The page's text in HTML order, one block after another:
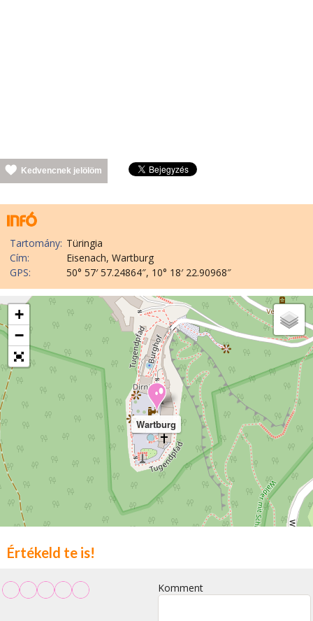
Kedvencnek jelölöm
Tartomány: Türingia
Cím:
Eisenach, Wartburg
GPS:
50° 57′ 57.24864″, 10° 18′ 22.90968″
Wartburg
+
−
Értékeld te is!
Komment